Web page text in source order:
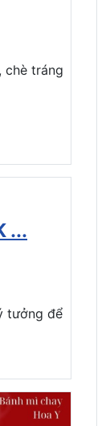
chè tráng
...
tưởng để